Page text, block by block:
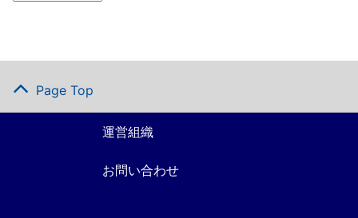
Page Top
運営組織
お問い合わせ